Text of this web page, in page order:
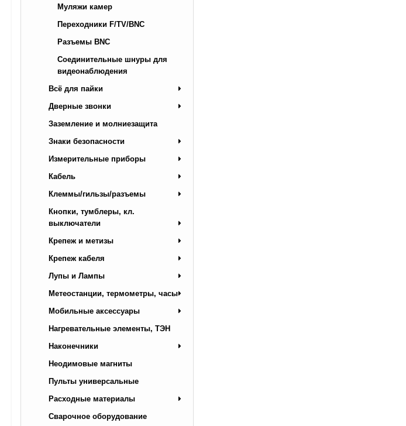
Муляжи камер
Переходники F/TV/BNC
Разъемы BNC
Соединительные шнуры для
видеонаблюдения
Всё для пайки
Дверные звонки
Заземление и молниезащита
Знаки безопасности
Измерительные приборы
Кабель
Клеммы/гильзы/разъемы
Кнопки, тумблеры, кл.
выключатели
Крепеж и метизы
Крепеж кабеля
Лупы и Лампы
Метеостанции, термометры, часы
Мобильные аксессуары
Нагревательные элементы, ТЭН
Наконечники
Неодимовые магниты
Пульты универсальные
Расходные материалы
Сварочное оборудование